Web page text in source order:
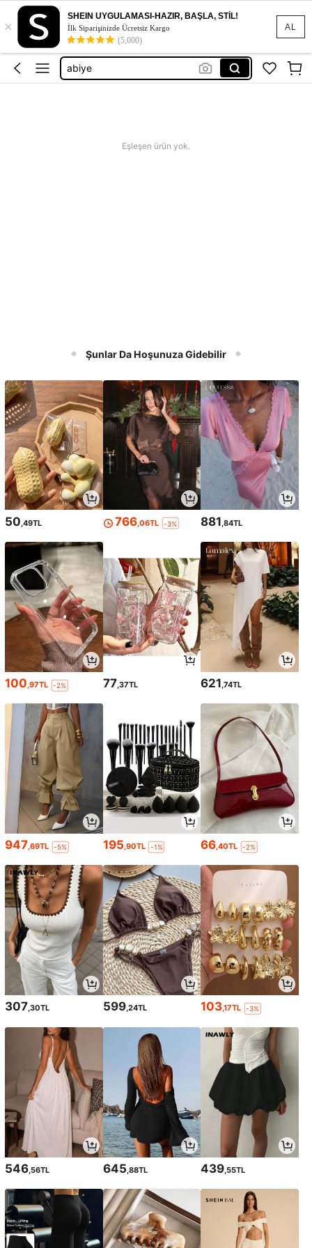
AL
×
SHEIN UYGULAMASI-HAZIR, BAŞLA, STİL!
İlk Siparişinizde Ücretsiz Kargo
(5,000)
etek
elbise
bikini
abiye
Eşleşen ürün yok.
Şunlar Da Hoşunuza Gidebilir
50 ,49TL 766 ,06TL -3% 881 ,84TL
100,97TL -2% 77,37TL 621,74TL
947,69TL -5% 195,90TL -1% 66,40TL -2%
307,30TL 599,24TL 103,17TL -3%
546 ,56TL 645 ,88TL 439 ,55TL